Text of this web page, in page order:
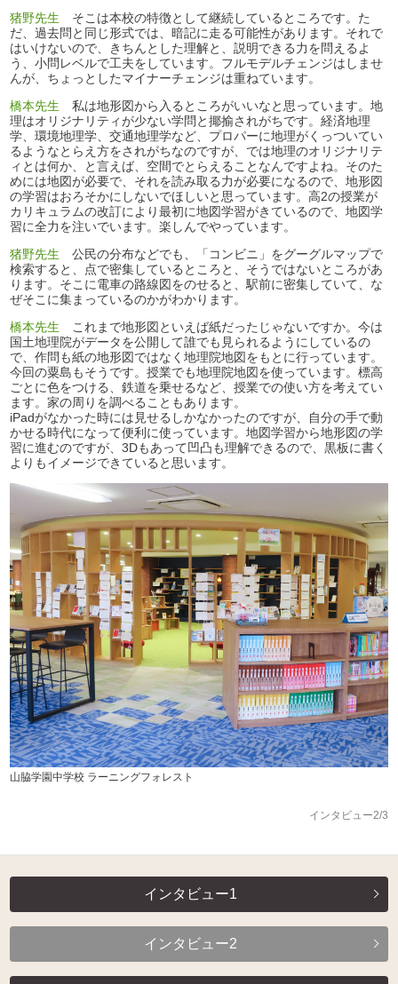
猪野先生 そこは本校の特徴として継続しているところです。た
だ、過去問と同じ形式では、暗記に走る可能性があります。それで
はいけないので、きちんとした理解と、説明できる力を問えるよ
う、小問レベルで工夫をしています。フルモデルチェンジはしませ
んが、ちょっとしたマイナーチェンジは重ねています。
橋本先生 私は地形図から入るところがいいなと思っています。地
理はオリジナリティが少ない学問と揶揄されがちです。経済地理
学、環境地理学、交通地理学など、プロパーに地理がくっついてい
るようなとらえ方をされがちなのですが、では地理のオリジナリテ
ィとは何か、と言えば、空間でとらえることなんですよね。そのた
めには地図が必要で、それを読み取る力が必要になるので、地形図
の学習はおろそかにしないでほしいと思っています。高2の授業が
カリキュラムの改訂により最初に地図学習がきているので、地図学
習に全力を注いでいます。楽しんでやっています。
猪野先生 公民の分布などでも、「コンビニ」をグーグルマップで
検索すると、点で密集しているところと、そうではないところがあ
ります。そこに電車の路線図をのせると、駅前に密集していて、な
ぜそこに集まっているのかがわかります。
橋本先生 これまで地形図といえば紙だったじゃないですか。今は
国土地理院がデータを公開して誰でも見られるようにしているの
で、作問も紙の地形図ではなく地理院地図をもとに行っています。
今回の粟島もそうです。授業でも地理院地図を使っています。標高
ごとに色をつける、鉄道を乗せるなど、授業での使い方を考えてい
ます。家の周りを調べることもあります。
iPadがなかった時には見せるしかなかったのですが、自分の手で動
かせる時代になって便利に使っています。地図学習から地形図の学
習に進むのですが、3Dもあって凹凸も理解できるので、黒板に書く
よりもイメージできていると思います。
山脇学園中学校 ラーニングフォレスト
インタビュー2/3
インタビュー1
インタビュー2